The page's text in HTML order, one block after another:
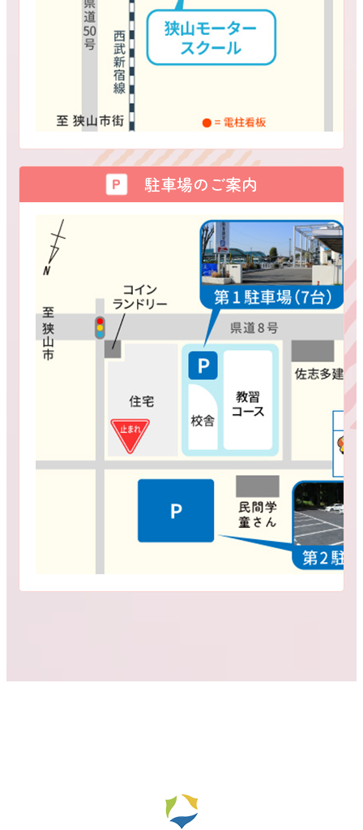
駐車場のご案内